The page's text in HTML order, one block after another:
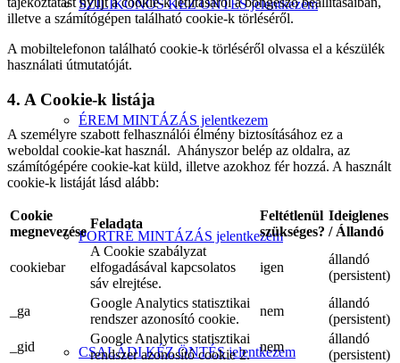
SZILIKONOS KÉZ ÖNTÉS jelentkezem
ÉREM MINTÁZÁS jelentkezem
PORTRÉ MINTÁZÁS jelentkezem
CSALÁDI KÉZ ÖNTÉS jelentkezem
illetve a számítógépen található cookie-k törléséről.
A mobiltelefonon található cookie-k törléséről olvassa el a készülék
használati útmutatóját.
4. A Cookie-k listája
A személyre szabott felhasználói élmény biztosításához ez a
weboldal cookie-kat használ. Ahányszor belép az oldalra, az
számítógépére cookie-kat küld, illetve azokhoz fér hozzá. A használt
cookie-k listáját lásd alább:
Cookie
megnevezése
Feladata
Feltétlenül
szükséges?
Ideiglenes
/ Állandó
cookiebar
A Cookie szabályzat
elfogadásával kapcsolatos
sáv elrejtése.
igen
állandó
(persistent)
_ga
Google Analytics statisztikai
rendszer azonosító cookie.
nem
állandó
(persistent)
_gid
Google Analytics statisztikai
rendszer azonosító cookie 2.
nem
állandó
(persistent)